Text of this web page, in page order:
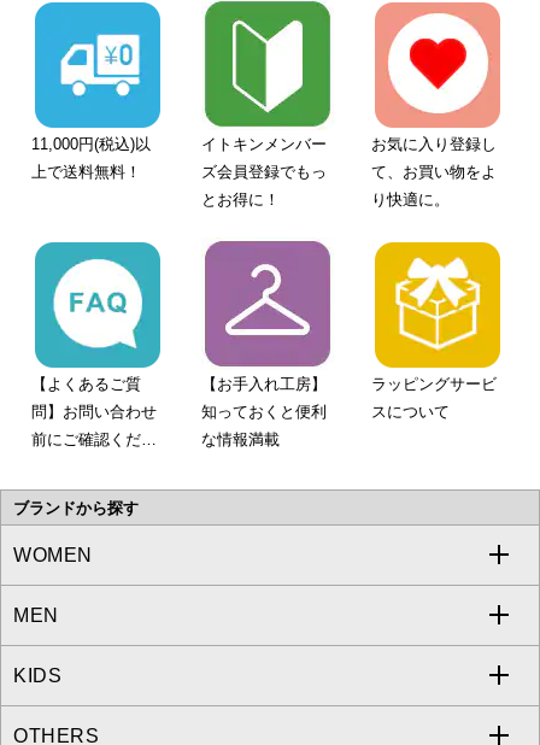
11,000円(税込)以
上で送料無料！
イトキンメンバー
ズ会員登録でもっ
とお得に！
お気に入り登録し
て、お買い物をよ
り快適に。
【よくあるご質
問】お問い合わせ
前にご確認くださ
【お手入れ工房】
知っておくと便利
な情報満載
ラッピングサービ
スについて
ブランドから探す
WOMEN
a.v.v
MICHEL KLEIN
MK MICHEL KLEIN
MEN
a.v.v
MICHEL KLEIN HOMME
KIDS
a.v.v
OTHERS